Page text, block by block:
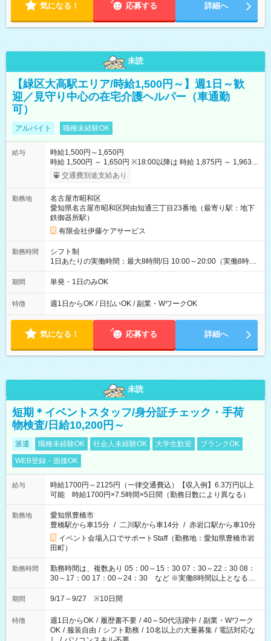
気になる！ 応募する 詳細へ
未読
【緑区大高駅エリア/時給1,500円～】週1日～歓
迎／見守り中心の在宅介護ヘルパー（車通勤
可）
アルバイト 職種未経験OK
給与
時給1,500円～1,650円
時給 1,500円 ～ 1,650円 ※18:00以降は 時給 1,875円 ～ 1,963円
（夜間割増手当含む） 【その他手当・待遇】 ・昇給：年1回（4
月） ・賞与：業績や年間勤務時間により支給あり ・資格手当：
で） ・マイカー通勤可（駐車場あり） 【試用期間】試用期間な
し
交通費別途支給あり
勤務地
名古屋市昭和区
愛知県名古屋市昭和区阿由知通三丁目23番地（最寄り駅：地下
鉄御器所駅）
有限会社伊藤ケアサービス
勤務時間
シフト制
1日あたりの実働時間：最大8時間/日 10:00～20:00（実働8時間
／休憩2時間） ★毎週【水曜日】【土曜日】【日曜日】のいずれ
か、または複数日勤務できる方歓迎！ ★「他の曜日で働きた
す。ご応募時にご遠慮なくご相談ください。 ※残業は原則あり
ません。
期間 単発・1日のみOK
特徴 週1日からOK / 日払いOK / 副業・WワークOK
気になる！ 応募する 詳細へ
未読
短期＊イベントスタッフ/身分証チェック・手荷
物検査/日給10,200円～
派遣 職種未経験OK 社会人未経験OK 大学生歓迎
ブランクOK
WEB登録・面接OK
給与
時給1700円～2125円（一律交通費込）【収入例】6.3万円以上
可能 時給1700円×7.5時間×5日間（勤務日数により異なる）
勤務地
愛知県豊橋市
豊橋駅から車15分 / 二川駅から車14分 / 赤岩口駅から車10分
イベント会場入口でサポートStaff（勤務地：愛知県豊橋市岩
田町）
勤務時間
勤務時間は、複数あり 05：00～15：30 07：30～22：30 08：
30～17：00 17：00～24：30 など ※実働8時間以上となる勤
務もあります。 【休憩】60分+他休憩あり 交替で取得します。
安全面に配慮しこまめな休憩があります。
期間 9/17～9/27 ※10日間
特徴 週1日からOK / 履歴書不要 / 40～50代活躍中 / 副業・Wワーク
OK / 服装自由 / シフト勤務 / 10名以上の大量募集 / 電話対応な